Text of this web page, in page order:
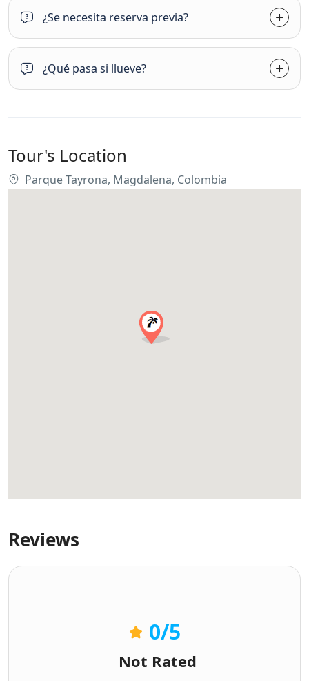
¿Se necesita reserva previa?
¿Qué pasa si llueve?
Tour's Location
Parque Tayrona, Magdalena, Colombia
Reviews
0/5
Not Rated